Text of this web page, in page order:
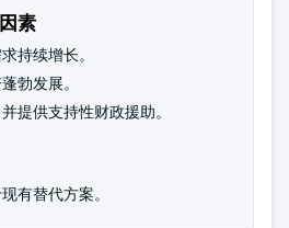
素
持续增长。
勃发展。
提供支持性财政援助。
有替代方案。